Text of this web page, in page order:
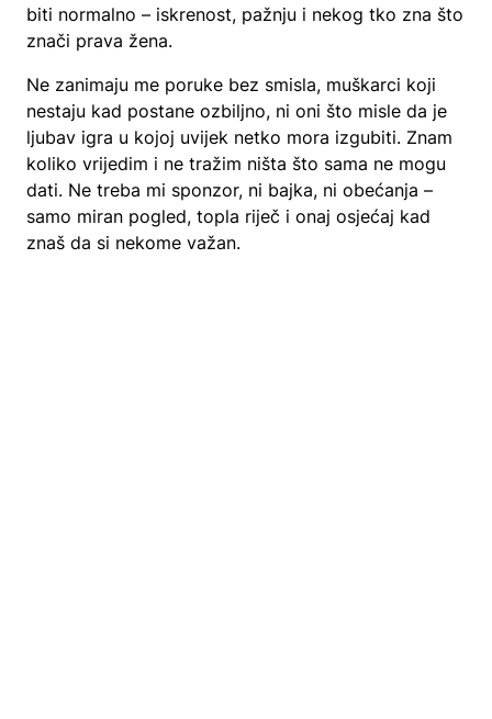
biti normalno – iskrenost, pažnju i nekog tko zna što
znači prava žena.
Ne zanimaju me poruke bez smisla, muškarci koji
nestaju kad postane ozbiljno, ni oni što misle da je
ljubav igra u kojoj uvijek netko mora izgubiti. Znam
koliko vrijedim i ne tražim ništa što sama ne mogu
dati. Ne treba mi sponzor, ni bajka, ni obećanja –
samo miran pogled, topla riječ i onaj osjećaj kad
znaš da si nekome važan.